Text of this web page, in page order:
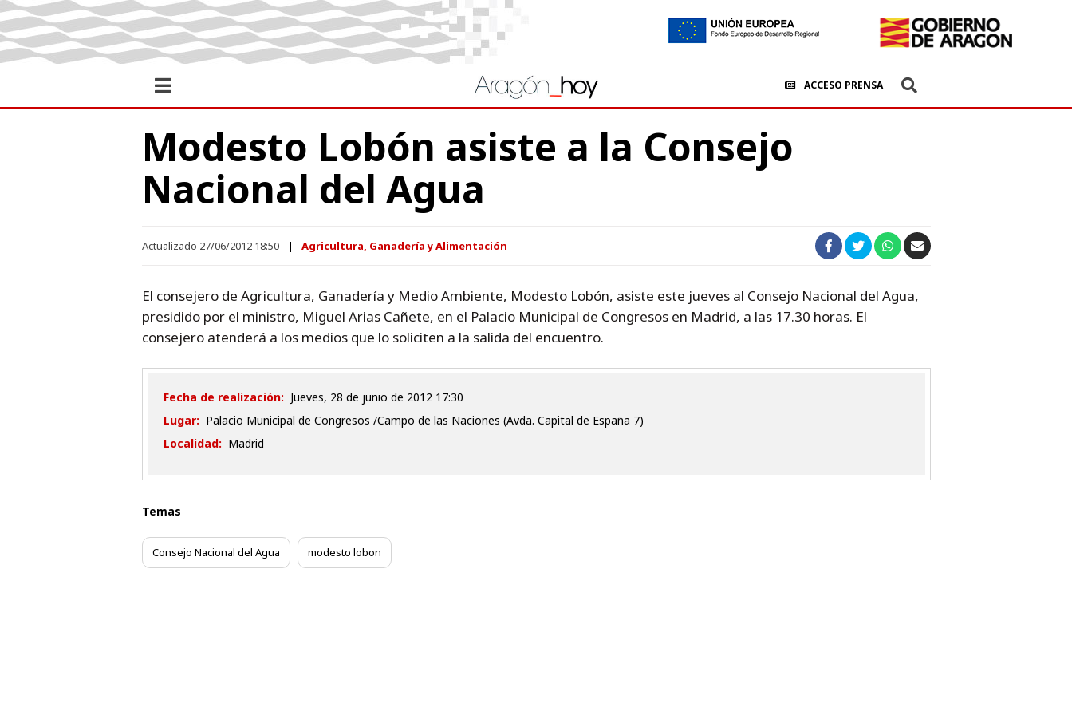
ACCESO PRENSA
Modesto Lobón asiste a la Consejo
Nacional del Agua
Actualizado 27/06/2012 18:50 Agricultura, Ganadería y Alimentación
El consejero de Agricultura, Ganadería y Medio Ambiente, Modesto Lobón, asiste este jueves al Consejo Nacional del Agua,
presidido por el ministro, Miguel Arias Cañete, en el Palacio Municipal de Congresos en Madrid, a las 17.30 horas. El
consejero atenderá a los medios que lo soliciten a la salida del encuentro.
Fecha de realización:
jueves, 28 de junio de 2012 17:30
Lugar: Palacio Municipal de Congresos /Campo de las Naciones (Avda. Capital de España 7)
Localidad: Madrid
Temas
Consejo Nacional del Agua modesto lobon